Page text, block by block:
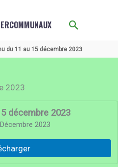
du 11 au 15 décembre 2023
2023
décembre 2023
2023